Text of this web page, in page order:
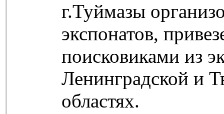
г.Туймазы
экспонатов,
поисковиками из
Ленинградской и
областях.